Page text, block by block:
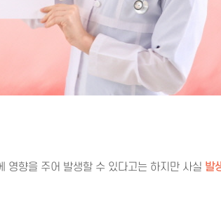
영향을 주어 발생할 수 있다고는 하지만 사실 발